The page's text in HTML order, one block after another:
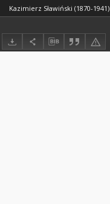
Kazimierz Sławiński (1870-1941)